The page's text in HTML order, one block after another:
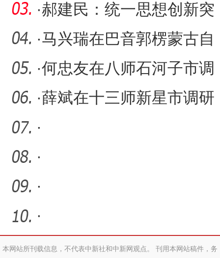
寻回
·郝建民：统一思想创新突
破 早抓快干推进自贸试验
区
·马兴瑞在巴音郭楞蒙古自
治州和兵团铁门关市调研
·何忠友在八师石河子市调
研
·薛斌在十三师新星市调研
·
·
·
·
本网站所刊载信息，不代表中新社和中新网观点。 刊用本网站稿件，务